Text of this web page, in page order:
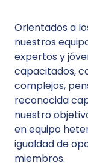
Orientados a
nuestros
expertos y
capacitados,
complejos,
reconocida
nuestro
en equipo
igualdad de
miembros.